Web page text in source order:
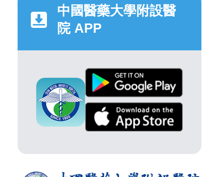
中國醫藥大學附設醫
院 APP